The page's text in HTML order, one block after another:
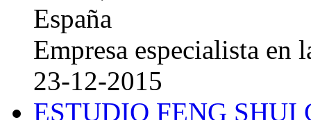
España
Empresa especialista en
23-12-2015
ESTUDIO FENG